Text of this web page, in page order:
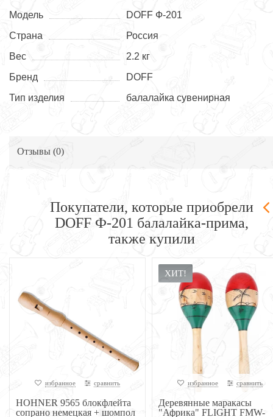
Модель
DOFF Ф-201
Страна
Россия
Вес
2.2 кг
Бренд
DOFF
Тип изделия
балалайка сувенирная
Отзывы (0)
Покупатели, которые приобрели
DOFF Ф-201 балалайка-прима,
также купили
избранное сравнить
HOHNER 9565 блокфлейта
сопрано немецкая + шомпол
ХИТ!
избранное сравнить
Деревянные маракасы
"Африка" FLIGHT FMW-